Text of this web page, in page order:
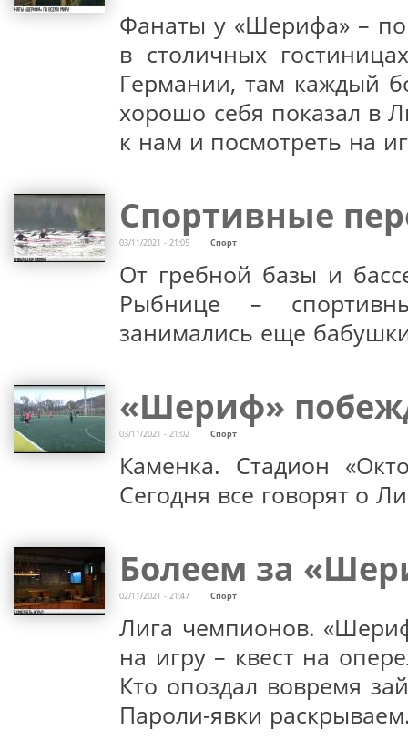
Фанаты у «Шерифа» –
в столичных
Германии, там каждый
хорошо себя показал в
к нам и посмотреть на
Спортивные
03/11/2021 - 21:05 Спорт
От гребной базы и
Рыбнице –
занимались еще
«Шериф»
03/11/2021 - 21:02 Спорт
Каменка. Стадион
Сегодня все говорят о
Болеем за
02/11/2021 - 21:47 Спорт
Лига чемпионов.
на игру – квест на
Кто опоздал вовремя
Пароли-явки